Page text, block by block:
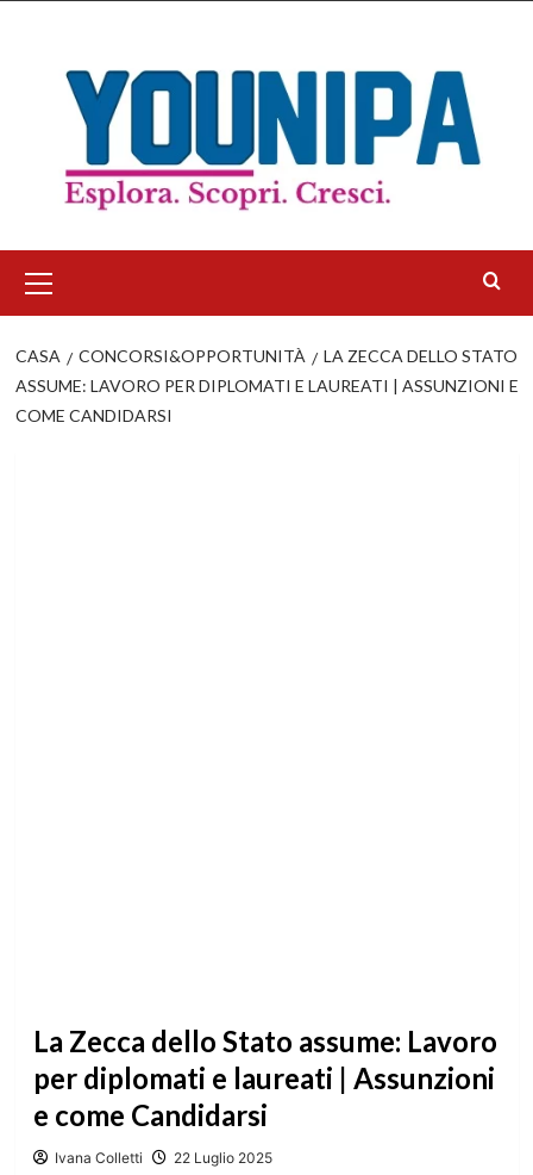
contenuto
principale
CASA CONCORSI&OPPORTUNITÀ
LA ZECCA DELLO STATO
ASSUME: LAVORO PER DIPLOMATI E LAUREATI | ASSUNZIONI E
COME CANDIDARSI
La Zecca dello Stato assume: Lavoro
per diplomati e laureati | Assunzioni
e come Candidarsi
Ivana Colletti 22 Luglio 2025